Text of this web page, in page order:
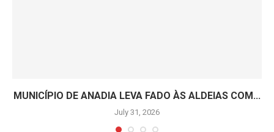
MUNICÍPIO DE ANADIA LEVA FADO ÀS ALDEIAS COM...
July 31, 2026